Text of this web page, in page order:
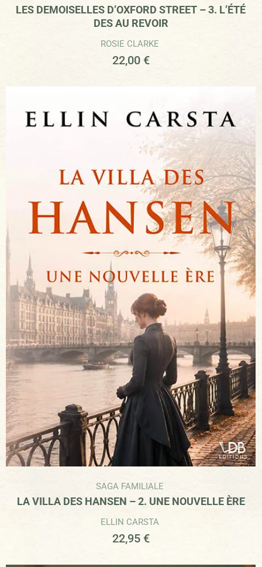
LES DEMOISELLES D’OXFORD STREET – 3. L’ÉTÉ
DES AU REVOIR
ROSIE CLARKE
22,00 €
SAGA FAMILIALE
LA VILLA DES HANSEN – 2. UNE NOUVELLE ÈRE
ELLIN CARSTA
22,95 €